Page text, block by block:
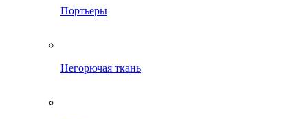
Портьеры
Негорючая ткань